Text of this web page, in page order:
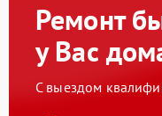
Ремонт
у Вас
С выездом